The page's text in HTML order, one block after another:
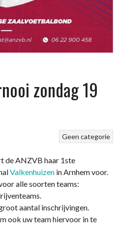
zondag 19
Geen categorie
de ANZVB haar 1ste
Valkenhuizen in Arnhem voor.
alle soorten teams:
aantal inschrijvingen.
ook uw team hiervoor in te